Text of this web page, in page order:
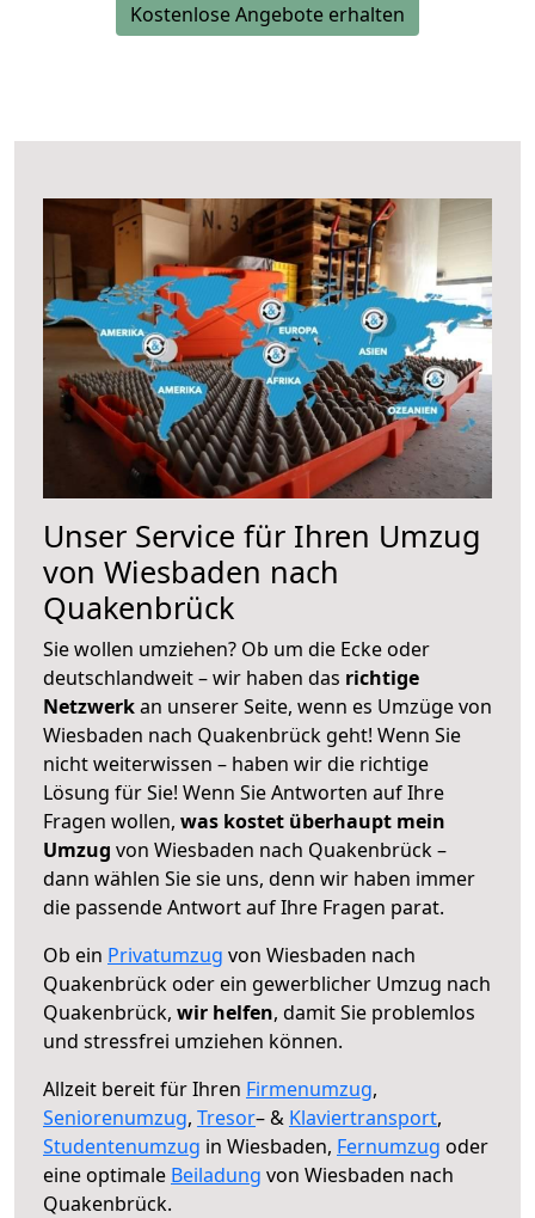
Kostenlose Angebote erhalten
Unser Service für Ihren Umzug
von Wiesbaden nach
Quakenbrück
Sie wollen umziehen? Ob um die Ecke oder
deutschlandweit – wir haben das richtige
Netzwerkan unserer Seite, wenn es Umzüge von
Wiesbaden nach Quakenbrück geht! Wenn Sie
nicht weiterwissen – haben wir die richtige
Lösung für Sie! Wenn Sie Antworten auf Ihre
Fragen wollen, was kostet überhaupt mein
Umzug von Wiesbaden nach Quakenbrück –
dann wählen Sie sie uns, denn wir haben immer
die passende Antwort auf Ihre Fragen parat.
Ob ein Privatumzug von Wiesbaden nach
Quakenbrück oder ein gewerblicher Umzug nach
Quakenbrück, wir helfen, damit Sie problemlos
und stressfrei umziehen können.
Allzeit bereit für Ihren Firmenumzug,
Seniorenumzug, Tresor– & Klaviertransport,
Studentenumzug in Wiesbaden, Fernumzug oder
eine optimale Beiladung von Wiesbaden nach
Quakenbrück.